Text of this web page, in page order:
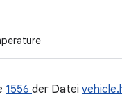
1556 der Datei